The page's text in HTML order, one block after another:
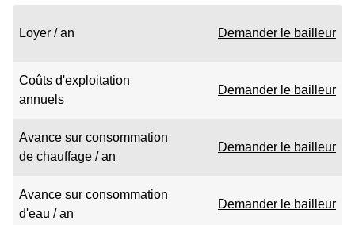
Loyer / an Demander le bailleur
Coûts d'exploitation
annuels
Demander le bailleur
Avance sur consommation
de chauffage / an
Demander le bailleur
Avance sur consommation
d'eau / an
Demander le bailleur